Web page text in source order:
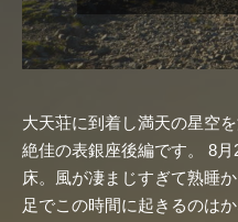
大天荘に到着し満天の星空
絶佳の表銀座後編です。 8
床。風が凄まじすぎて熟睡
足でこの時間に起きるのは